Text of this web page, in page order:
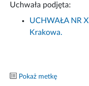
Uchwała podjęta:
UCHWAŁA NR
Krakowa.
Pokaż metkę